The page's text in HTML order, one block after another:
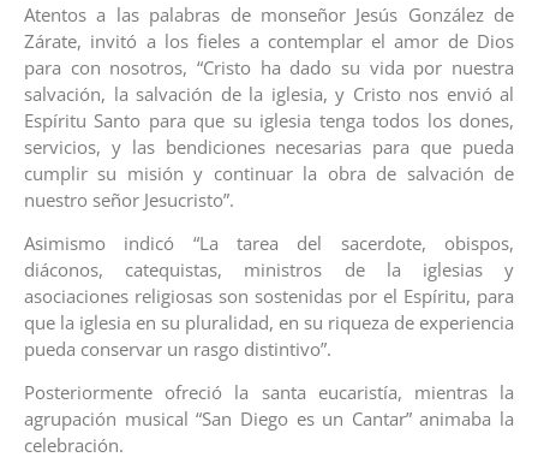
Atentos a las palabras de monseñor Jesús González de
Zárate, invitó a los fieles a contemplar el amor de Dios
para con nosotros, “Cristo ha dado su vida por nuestra
salvación, la salvación de la iglesia, y Cristo nos envió al
Espíritu Santo para que su iglesia tenga todos los dones,
servicios, y las bendiciones necesarias para que pueda
cumplir su misión y continuar la obra de salvación de
nuestro señor Jesucristo”.
Asimismo indicó “La tarea del sacerdote, obispos,
diáconos, catequistas, ministros de la iglesias y
asociaciones religiosas son sostenidas por el Espíritu, para
que la iglesia en su pluralidad, en su riqueza de experiencia
pueda conservar un rasgo distintivo”.
Posteriormente ofreció la santa eucaristía, mientras la
agrupación musical “San Diego es un Cantar” animaba la
celebración.